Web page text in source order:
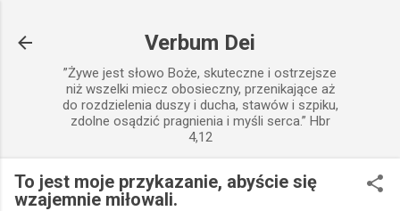
Verbum Dei
”Żywe jest słowo Boże, skuteczne i ostrzejsze
niż wszelki miecz obosieczny, przenikające aż
do rozdzielenia duszy i ducha, stawów i szpiku,
zdolne osądzić pragnienia i myśli serca.” Hbr
4,12
To jest moje przykazanie, abyście się
wzajemnie miłowali.